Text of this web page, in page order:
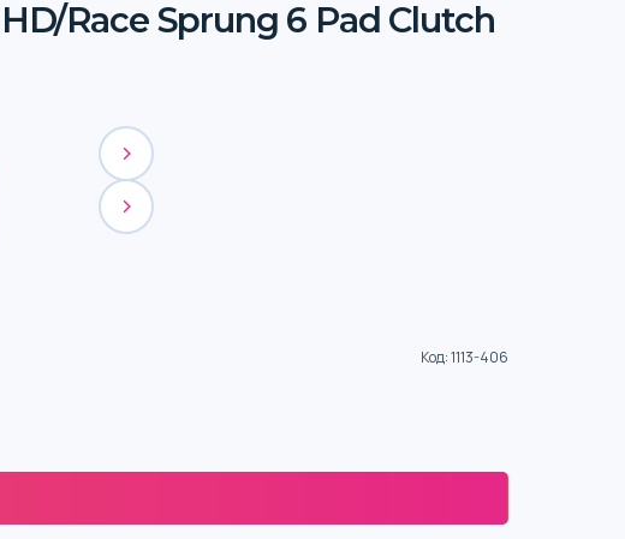
Race Sprung 6 Pad Clutch
Код:1113-406